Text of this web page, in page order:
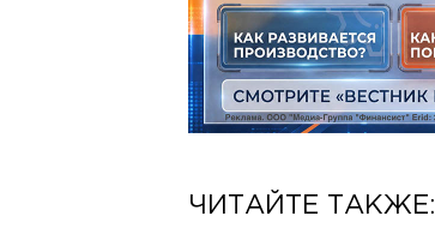
ЧИТАЙТЕ ТАКЖЕ: